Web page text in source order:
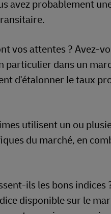
avez probablement
vos attentes ? Avez-
particulier dans un
d'étalonner le taux
utilisent un ou
du marché, en
ils les bons
disponible sur le